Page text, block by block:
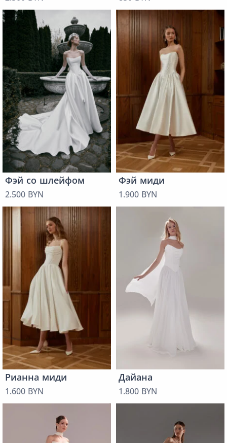
Фэй со шлейфом
2.500 BYN
Фэй миди
1.900 BYN
Рианна миди
1.600 BYN
Дайана
1.800 BYN